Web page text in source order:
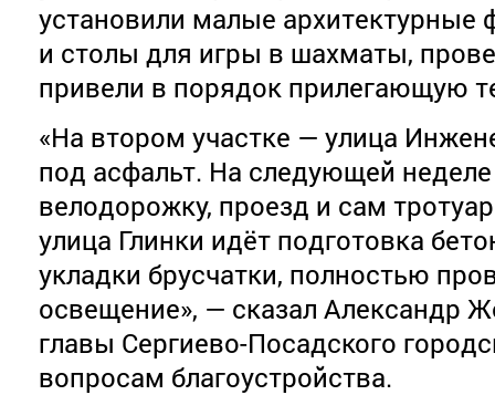
установили малые архитектурные
и столы для игры в шахматы,
привели в порядок прилегающую
«На втором участке — улица
под асфальт. На следующей
велодорожку, проезд и сам
улица Глинки идёт подготовка
укладки брусчатки, полностью
освещение», — сказал Александр
главы Сергиево-Посадского
вопросам благоустройства.